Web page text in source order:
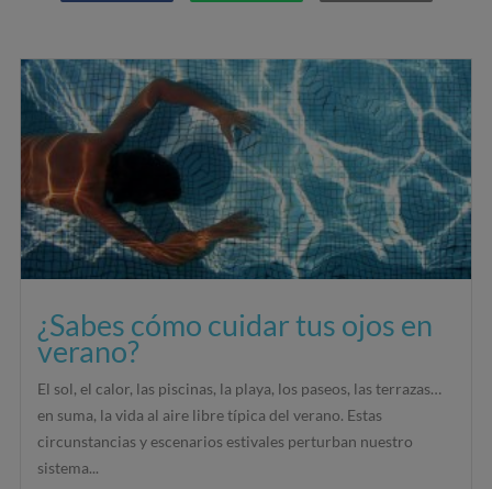
¿Sabes cómo cuidar tus ojos en
verano?
El sol, el calor, las piscinas, la playa, los paseos, las terrazas…
en suma, la vida al aire libre típica del verano. Estas
circunstancias y escenarios estivales perturban nuestro
sistema...